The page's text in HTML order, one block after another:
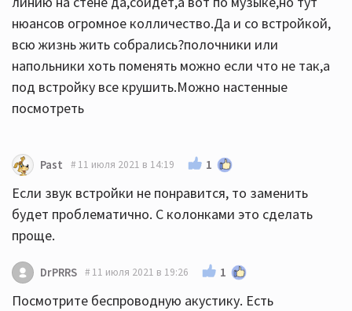
нюансов огромное колличество.Да и со встройкой,
всю жизнь жить собрались?полочники или
напольники хоть поменять можно если что не так,а
под встройку все крушить.Можно настенные
посмотреть
Past 11 июля 2021 в 14:19 1
Если звук встройки не понравится, то заменить
будет проблематично. С колонками это сделать
проще.
DrPRRS 11 июля 2021 в 19:26 1
Посмотрите беспроводную акустику. Есть